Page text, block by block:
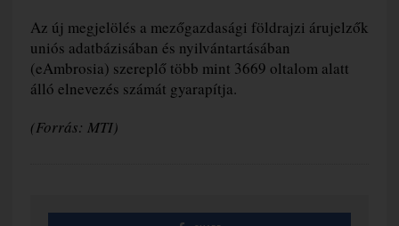
Az új megjelölés a mezőgazdasági földrajzi árujelzők
uniós adatbázisában és nyilvántartásában
(eAmbrosia) szereplő több mint 3669 oltalom alatt
álló elnevezés számát gyarapítja.
(Forrás: MTI)